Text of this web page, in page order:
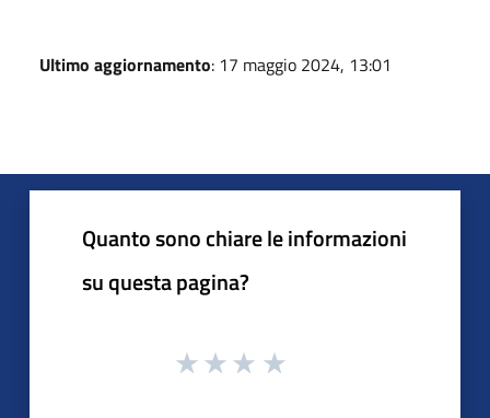
Ultimo aggiornamento: 17 maggio 2024, 13:01
Quanto sono chiare le informazioni
su questa pagina?